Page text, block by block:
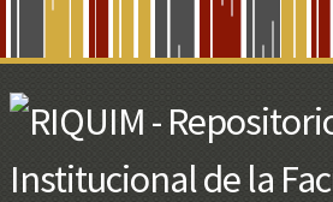
Main
Content